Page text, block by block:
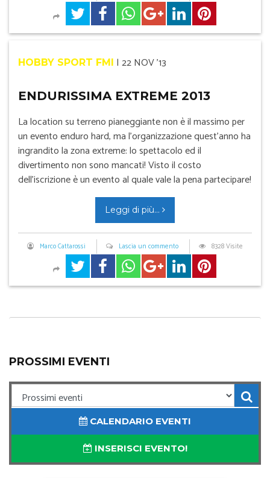
HOBBY SPORT FMI | 22 NOV '13
ENDURISSIMA EXTREME 2013
La location su terreno pianeggiante non è il massimo per
un evento enduro hard, ma l’organizzazione quest’anno ha
ingrandito la zona extreme: lo spettacolo ed il
divertimento non sono mancati! Visto il costo
dell’iscrizione è un evento al quale vale la pena partecipare!
Leggi di più...
Marco Cattarossi Lascia un commento 8328 Visite
PROSSIMI EVENTI
CALENDARIO EVENTI
INSERISCI EVENTO!